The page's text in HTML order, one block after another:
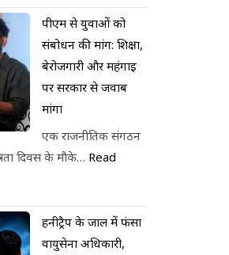
पीएम से युवाओं को
संबोधन की मांग: शिक्षा,
बेरोजगारी और महंगाई
पर सरकार से जवाब
मांगा
एक राजनीतिक संगठन
दिवस के मौके… Read
हनीट्रैप के जाल में फंसा
वायुसेना अधिकारी,